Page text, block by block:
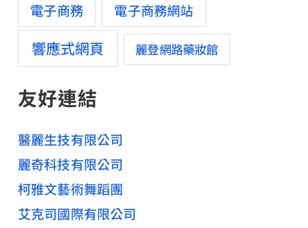
電子商務 電子商務網站
響應式網頁 麗登網路藥妝館
友好連結
醫麗生技有限公司
麗奇科技有限公司
柯雅文藝術舞蹈團
艾克司國際有限公司